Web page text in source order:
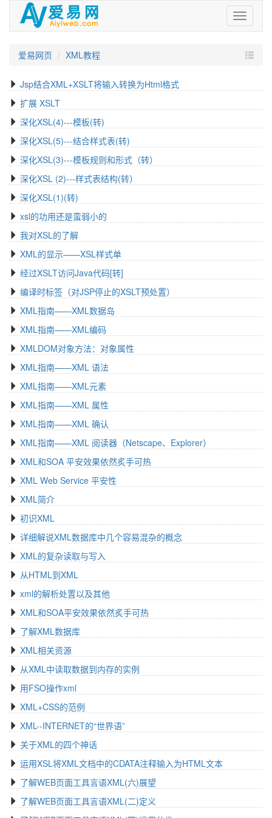
爱
易
爱易网页
XML教程
Jsp结合XML+XSLT将输入转换为Html格式
扩展 XSLT
深化XSL(4)---模板(转)
深化XSL(5)---结合样式表(转)
深化XSL(3)---模板规则和形式（转）
深化XSL (2)---样式表结构(转）
深化XSL(1)(转)
xsl的功用还是蛮弱小的
我对XSL的了解
XML的显示——XSL样式单
经过XSLT访问Java代码[转]
编译时标签（对JSP停止的XSLT预处置）
XML指南——XML数据岛
XML指南——XML编码
XMLDOM对象方法：对象属性
XML指南——XML 语法
XML指南——XML元素
XML指南——XML 属性
XML指南——XML 确认
XML指南——XML 阅读器（Netscape、Explorer）
XML和SOA 平安效果依然炙手可热
XML Web Service 平安性
XML简介
初识XML
详细解说XML数据库中几个容易混杂的概念
XML的复杂读取与写入
从HTML到XML
xml的解析处置以及其他
XML和SOA平安效果依然炙手可热
了解XML数据库
XML相关资源
从XML中读取数据到内存的实例
用FSO操作xml
XML+CSS的范例
XML--INTERNET的“世界语”
关于XML的四个神话
运用XSL将XML文档中的CDATA注释输入为HTML文本
了解WEB页面工具言语XML(六)展望
了解WEB页面工具言语XML(二)定义